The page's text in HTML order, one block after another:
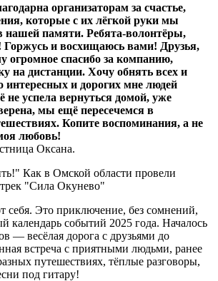
организаторам за счастье,
которые с их лёгкой руки мы
нашей памяти. Ребята-волонтёры,
Горжусь и восхищаюсь вами! Друзья,
огромное спасибо за компанию,
на дистанции. Хочу обнять всех и
интересных и дорогих мне людей
не успела вернуться домой, уже
мы ещё пересечемся в
Копите воспоминания, а не
любовь!
Оксана.
себя. Это приключение, без сомнений,
календарь событий 2025 года. Началось
— весёлая дорога с друзьями до
встреча с приятными людьми, ранее
путешествиях, тёплые разговоры,
под гитару!